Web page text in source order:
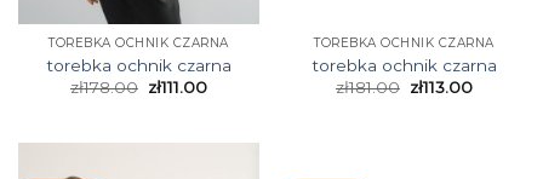
TOREBKA OCHNIK CZARNA
torebka ochnik czarna
zł178.00 zł111.00
TOREBKA OCHNIK CZARNA
torebka ochnik czarna
zł181.00 zł113.00